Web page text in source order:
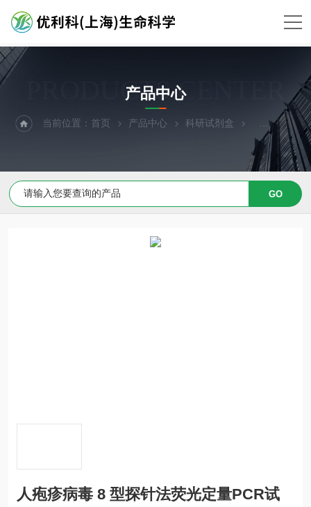
PRODUCTS CENTER
产品中心
当前位置：首页 产品中心 科研试剂盒 PCR试剂盒
人疱疹病毒 8 型探针法荧光定量PCR试